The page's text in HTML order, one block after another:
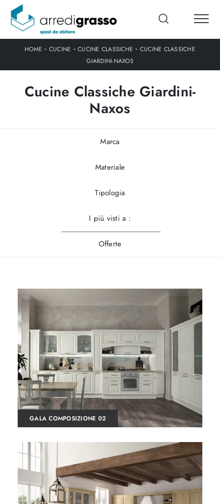
HOME - CUCINE -CUCINE CLASSICHE - CUCINE CLASSICHE
GIARDINI-NAXOS
Cucine Classiche Giardini-
Naxos
Marca
Materiale
Tipologia
I più visti a :
Offerte
GALA COMPOSIZIONE 02